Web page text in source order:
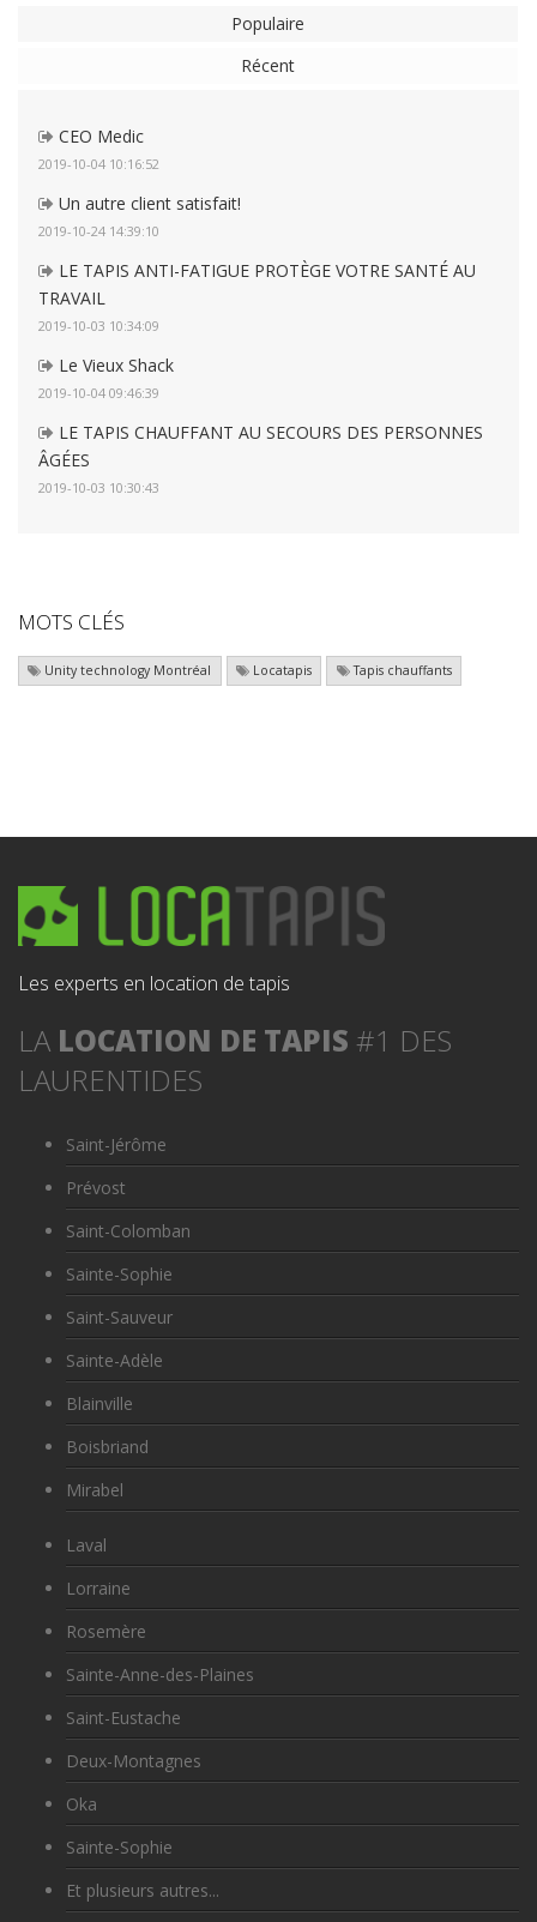
Populaire
Récent
CEO Medic
2019-10-04 10:16:52
Un autre client satisfait!
2019-10-24 14:39:10
LE TAPIS ANTI-FATIGUE PROTÈGE VOTRE SANTÉ AU
TRAVAIL
2019-10-03 10:34:09
Le Vieux Shack
2019-10-04 09:46:39
LE TAPIS CHAUFFANT AU SECOURS DES PERSONNES
ÂGÉES
2019-10-03 10:30:43
MOTS CLÉS
Unity technology Montréal Locatapis Tapis chauffants
Les experts en location de tapis
LA LOCATION DE TAPIS #1 DES
LAURENTIDES
Saint-Jérôme
Prévost
Saint-Colomban
Sainte-Sophie
Saint-Sauveur
Sainte-Adèle
Blainville
Boisbriand
Mirabel
Laval
Lorraine
Rosemère
Sainte-Anne-des-Plaines
Saint-Eustache
Deux-Montagnes
Oka
Sainte-Sophie
Et plusieurs autres...